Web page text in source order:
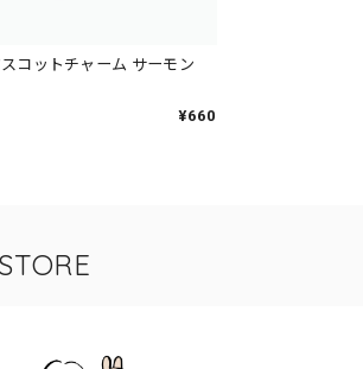
コットチャーム サーモン
¥660